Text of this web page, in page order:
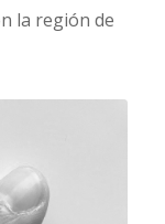
la región de